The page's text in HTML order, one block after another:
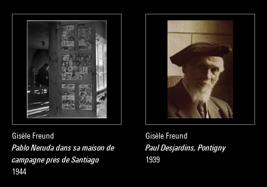
Gisèle Freund
Pablo Neruda dans sa maison de
campagne près de Santiago
1944
Gisèle Freund
Paul Desjardins, Pontigny
1939